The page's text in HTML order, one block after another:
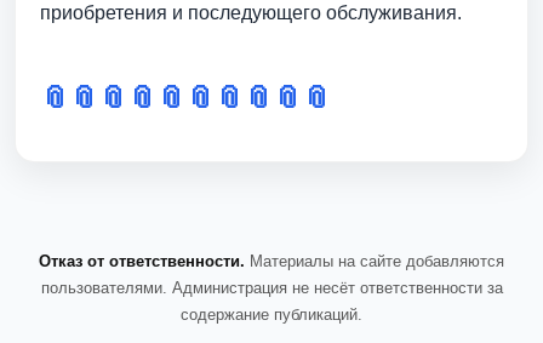
приобретения и последующего обслуживания.
📎 📎 📎 📎 📎 📎 📎 📎 📎 📎
Отказ от ответственности. Материалы на сайте добавляются
пользователями. Администрация не несёт ответственности за
содержание публикаций.